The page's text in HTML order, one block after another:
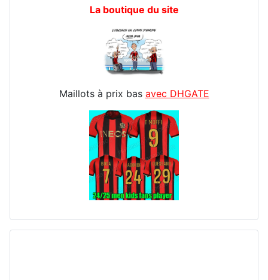
La boutique du site
Maillots à prix bas avec DHGATE